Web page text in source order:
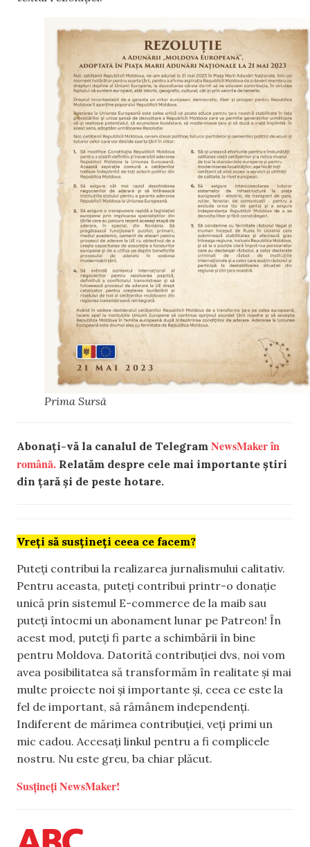
Prima Sursă
Abonați-vă la canalul de Telegram NewsMaker în
română. Relatăm despre cele mai importante știri
din țară și de peste hotare.
Vreți să susțineți ceea ce facem?
Puteți contribui la realizarea jurnalismului calitativ.
Pentru aceasta, puteți contribui printr-o donație
unică prin sistemul E-commerce de la maib sau
puteți întocmi un abonament lunar pe Patreon! În
acest mod, puteți fi parte a schimbării în bine
pentru Moldova. Datorită contribuției dvs, noi vom
avea posibilitatea să transformăm în realitate și mai
multe proiecte noi și importante și, ceea ce este la
fel de important, să rămânem independenți.
Indiferent de mărimea contribuției, veți primi un
mic cadou. Accesați linkul pentru a fi complicele
nostru. Nu este greu, ba chiar plăcut.
Susțineți NewsMaker!